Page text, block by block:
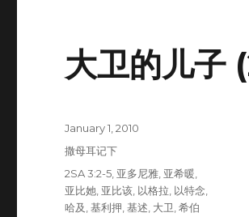
大卫的儿子
Posted
on
January 1, 2010
Categories
撒母耳记下
Tags
2SA 3:2-5 亚多尼雅 亚希暖
亚比她 亚比该 以格拉 以特念
哈及 ,基利押 ,基述 大卫 ,希伯